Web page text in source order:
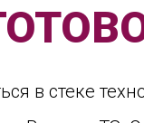
в стеке